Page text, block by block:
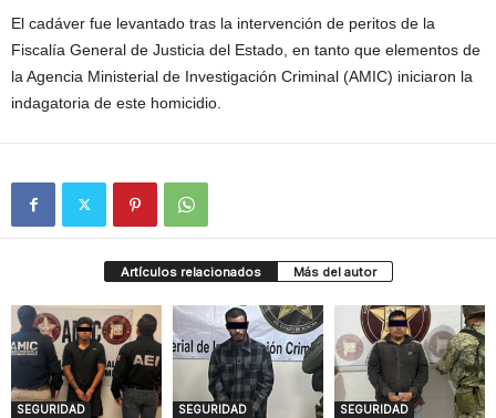
El cadáver fue levantado tras la intervención de peritos de la
Fiscalía General de Justicia del Estado, en tanto que elementos de
la Agencia Ministerial de Investigación Criminal (AMIC) iniciaron la
indagatoria de este homicidio.
Artículos relacionados Más del autor
SEGURIDAD SEGURIDAD SEGURIDAD